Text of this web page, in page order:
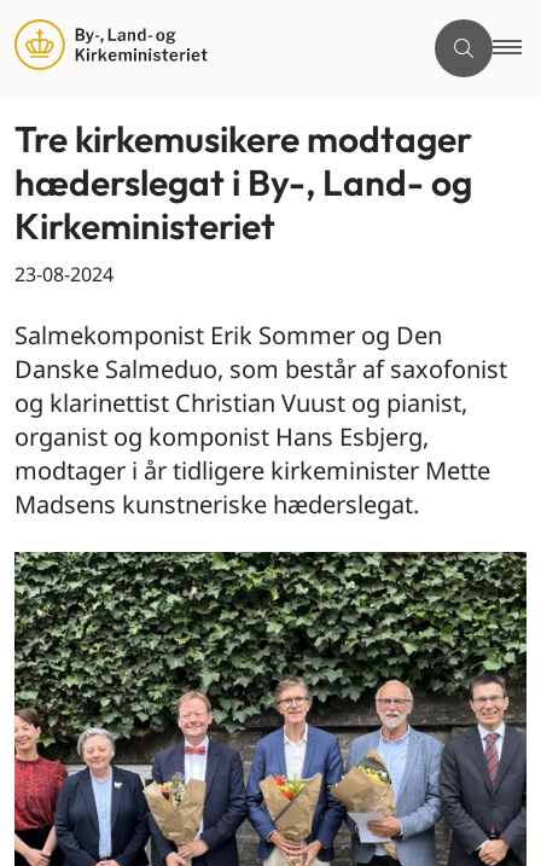
Tre kirkemusikere modtager
hæderslegat i By-, Land- og
Kirkeministeriet
23-08-2024
Salmekomponist Erik Sommer og Den
Danske Salmeduo, som består af saxofonist
og klarinettist Christian Vuust og pianist,
organist og komponist Hans Esbjerg,
modtager i år tidligere kirkeminister Mette
Madsens kunstneriske hæderslegat.